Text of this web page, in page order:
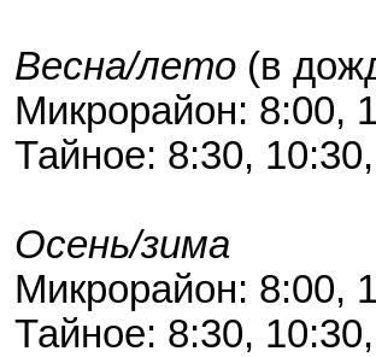
Весна/лето (в
Микрорайон: 8:00,
Тайное: 8:30,
Осень/зима
Микрорайон: 8:00,
Тайное: 8:30,